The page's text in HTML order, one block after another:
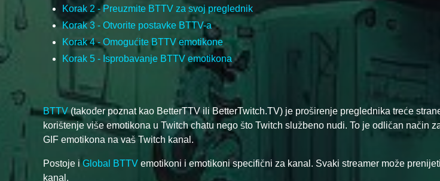
Korak 2 - Preuzmite BTTV za svoj preglednik
Korak 3 - Otvorite postavke BTTV-a
Korak 4 - Omogućite BTTV emotikone
Korak 5 - Isprobavanje BTTV emotikona
BTTV(također poznat kao BetterTTV ili BetterTwitch.TV) je proširenje preglednika treće
korištenje više emotikona u Twitch chatu nego što Twitch službeno nudi. To je odličan način
GIF emotikona na vaš Twitch kanal.
Postoje i Global BTTV emotikoni i emotikoni specifični za kanal. Svaki streamer može
kanal.